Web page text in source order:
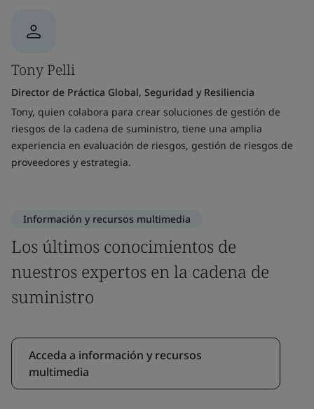
Tony Pelli
Director de Práctica Global, Seguridad y Resiliencia
Tony, quien colabora para crear soluciones de gestión de
riesgos de la cadena de suministro, tiene una amplia
experiencia en evaluación de riesgos, gestión de riesgos de
proveedores y estrategia.
Información y recursos multimedia
Los últimos conocimientos de
nuestros expertos en la cadena de
suministro
Acceda a información y recursos
multimedia